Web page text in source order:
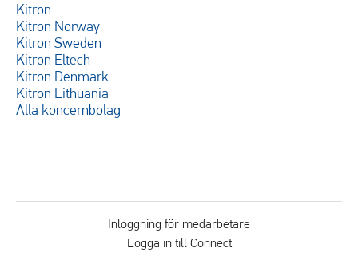
Kitron
Kitron Norway
Kitron Sweden
Kitron Eltech
Kitron Denmark
Kitron Lithuania
Alla koncernbolag
Inloggning för medarbetare
Logga in till Connect